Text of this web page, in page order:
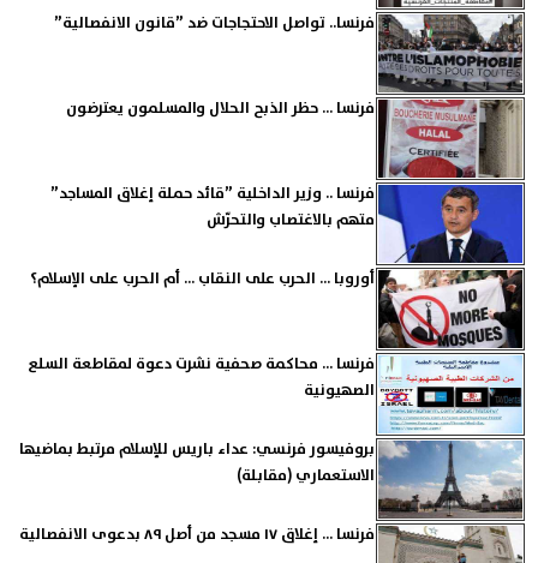
فرنسا.. تواصل الاحتجاجات ضد ”قانون الانفصالية”
فرنسا ... حظر الذبح الحلال والمسلمون يعترضون
فرنسا .. وزير الداخلية ”قائد حملة إغلاق المساجد”
متهم بالاغتصاب والتحرّش
أوروبا ... الحرب على النقاب ... أم الحرب على الإسلام؟
فرنسا ... محاكمة صحفية نشرت دعوة لمقاطعة السلع
الصهيونية
بروفيسور فرنسي: عداء باريس للإسلام مرتبط بماضيها
الاستعماري (مقابلة)
فرنسا ... إغلاق ١٧ مسجد من أصل ٨٩ بدعوى الانفصالية